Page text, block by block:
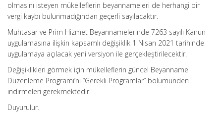
olmasını isteyen mükelleflerin beyannameleri de herhangi bir
vergi kaybı bulunmadığından geçerli sayılacaktır.
Muhtasar ve Prim Hizmet Beyannamelerinde 7263 sayılı Kanun
uygulamasına ilişkin kapsamlı değişiklik 1 Nisan 2021 tarihinde
uygulamaya açılacak yeni versiyon ile gerçekleştirilecektir.
Değişiklikleri görmek için mükelleflerin güncel Beyanname
Düzenleme Programı’nı “Gerekli Programlar” bölümünden
indirmeleri gerekmektedir.
Duyurulur.